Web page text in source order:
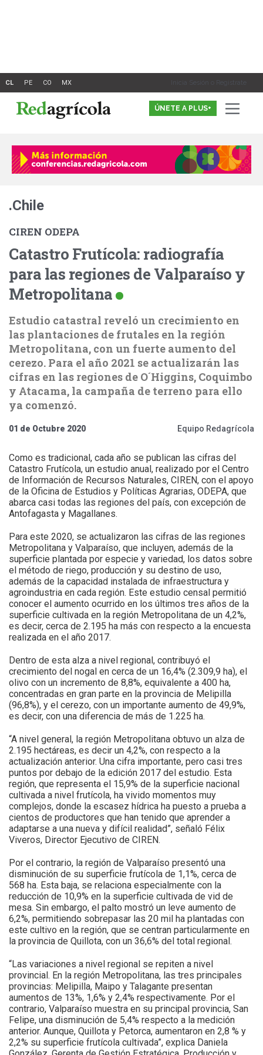
Inicia Sesión o Registrate
ÚNETE A PLUS+
.Chile
CIREN ODEPA
Catastro Frutícola: radiografía
para las regiones de Valparaíso y
Metropolitana
Estudio catastral reveló un crecimiento en
las plantaciones de frutales en la región
Metropolitana, con un fuerte aumento del
cerezo. Para el año 2021 se actualizarán las
cifras en las regiones de O´Higgins, Coquimbo
y Atacama, la campaña de terreno para ello
ya comenzó.
01 de Octubre 2020 Equipo Redagrícola
Como es tradicional, cada año se publican las cifras del
Catastro Frutícola, un estudio anual, realizado por el Centro
de Información de Recursos Naturales, CIREN, con el apoyo
de la Oficina de Estudios y Políticas Agrarias, ODEPA, que
abarca casi todas las regiones del país, con excepción de
Antofagasta y Magallanes.
Para este 2020, se actualizaron las cifras de las regiones
Metropolitana y Valparaíso, que incluyen, además de la
superficie plantada por especie y variedad, los datos sobre
el método de riego, producción y su destino de uso,
además de la capacidad instalada de infraestructura y
agroindustria en cada región. Este estudio censal permitió
conocer el aumento ocurrido en los últimos tres años de la
superficie cultivada en la región Metropolitana de un 4,2%,
es decir, cerca de 2.195 ha más con respecto a la encuesta
realizada en el año 2017.
Dentro de esta alza a nivel regional, contribuyó el
crecimiento del nogal en cerca de un 16,4% (2.309,9 ha), el
olivo con un incremento de 8,8%, equivalente a 400 ha,
concentradas en gran parte en la provincia de Melipilla
(96,8%), y el cerezo, con un importante aumento de 49,9%,
es decir, con una diferencia de más de 1.225 ha.
“A nivel general, la región Metropolitana obtuvo un alza de
2.195 hectáreas, es decir un 4,2%, con respecto a la
actualización anterior. Una cifra importante, pero casi tres
puntos por debajo de la edición 2017 del estudio. Esta
región, que representa el 15,9% de la superficie nacional
cultivada a nivel frutícola, ha vivido momentos muy
complejos, donde la escasez hídrica ha puesto a prueba a
cientos de productores que han tenido que aprender a
adaptarse a una nueva y difícil realidad”, señaló Félix
Viveros, Director Ejecutivo de CIREN.
Por el contrario, la región de Valparaíso presentó una
disminución de su superficie frutícola de 1,1%, cerca de
568 ha. Esta baja, se relaciona especialmente con la
reducción de 10,9% en la superficie cultivada de vid de
mesa. Sin embargo, el palto mostró un leve aumento de
6,2%, permitiendo sobrepasar las 20 mil ha plantadas con
este cultivo en la región, que se centran particularmente en
la provincia de Quillota, con un 36,6% del total regional.
“Las variaciones a nivel regional se repiten a nivel
provincial. En la región Metropolitana, las tres principales
provincias: Melipilla, Maipo y Talagante presentan
aumentos de 13%, 1,6% y 2,4% respectivamente. Por el
contrario, Valparaíso muestra en su principal provincia, San
Felipe, una disminución de 5,4% respecto a la medición
anterior. Aunque, Quillota y Petorca, aumentaron en 2,8 % y
2,2% su superficie frutícola cultivada”, explica Daniela